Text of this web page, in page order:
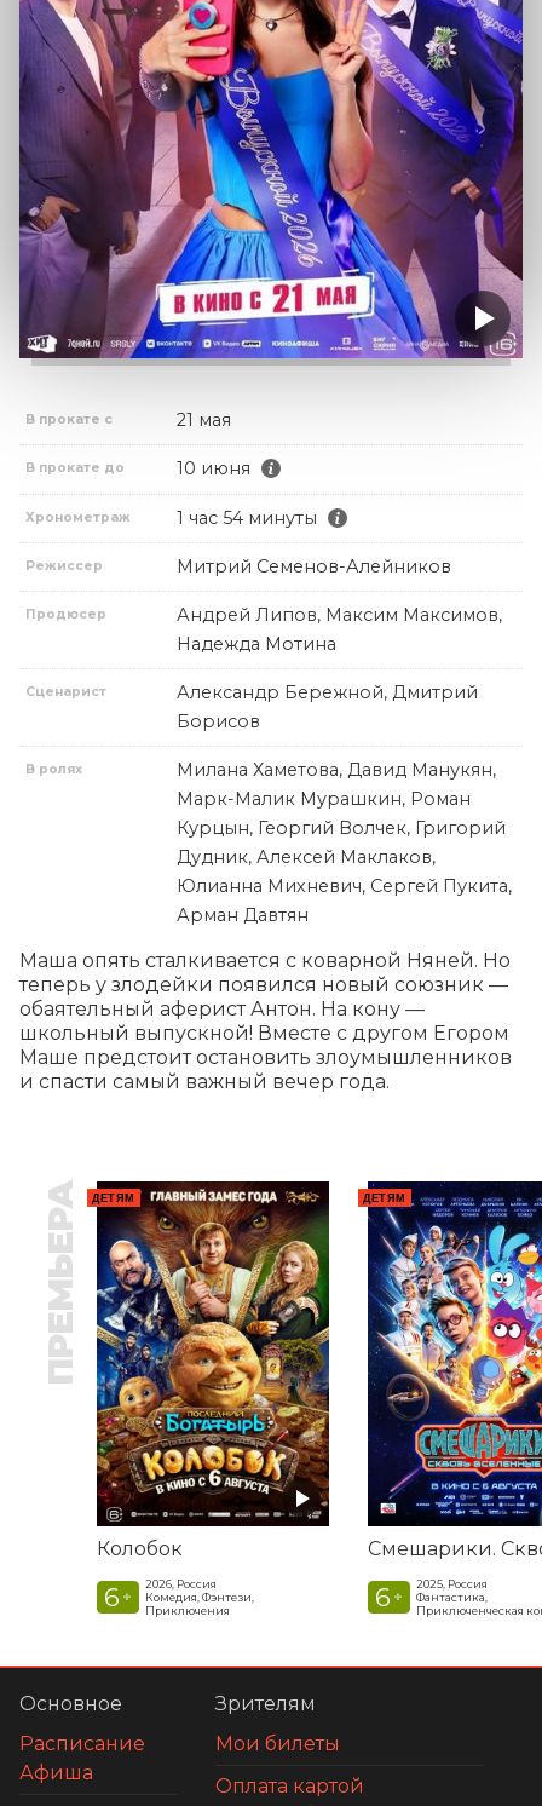
В прокате с 21 мая
В прокате до 10 июня
Хронометраж 1 час 54 минуты
Режиссер Митрий Семенов-Алейников
Продюсер
Андрей Липов, Максим Максимов,
Надежда Мотина
Сценарист
Александр Бережной, Дмитрий
Борисов
В ролях
Милана Хаметова, Давид Манукян,
Марк-Малик Мурашкин, Роман
Курцын, Георгий Волчек, Григорий
Дудник, Алексей Маклаков,
Юлианна Михневич, Сергей Пукита,
Арман Давтян
Маша опять сталкивается с коварной Няней. Но
теперь у злодейки появился новый союзник —
обаятельный аферист Антон. На кону —
школьный выпускной! Вместе с другом Егором
Маше предстоит остановить злоумышленников
и спасти самый важный вечер года.
ПРЕМЬЕРА ДЕТЯМ
Колобок
6 +
2026, Россия
Комедия, Фэнтези,
Приключения
ДЕТЯМ
6 +
2025, Россия
Фантастика,
Приключенческая
Основное
Расписание
Афиша
Зрителям
Мои билеты
Оплата картой